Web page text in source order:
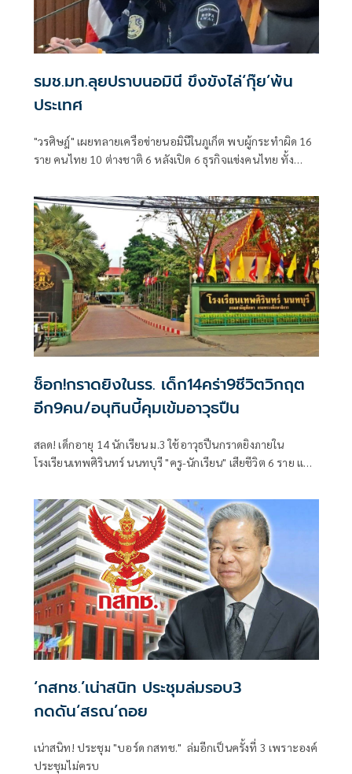
รมช.มท.ลุยปราบนอมินี ขึงขังไล่‘กุ๊ย’พ้น
ประเทศ
"วรศิษฎ์" เผยทลายเครือข่ายนอมินีในภูเก็ต พบผู้กระทำผิด 16
ราย คนไทย 10 ต่างชาติ 6 หลังเปิด 6 ธุรกิจแข่งคนไทย ทั้ง
ช็อก!กราดยิงในรร. เด็ก14คร่า9ชีวิตวิกฤต
อีก9คน/อนุทินบี้คุมเข้มอาวุธปืน
สลด! เด็กอายุ 14 นักเรียน ม.3 ใช้อาวุธปืนกราดยิงภายใน
โรงเรียนเทพศิรินทร์ นนทบุรี "ครู-นักเรียน" เสียชีวิต 6 ราย และ
‘กสทช.’เน่าสนิท ประชุมล่มรอบ3
กดดัน‘สรณ’ถอย
เน่าสนิท! ประชุม "บอร์ด กสทช." ล่มอีกเป็นครั้งที่ 3 เพราะองค์
ประชุมไม่ครบ